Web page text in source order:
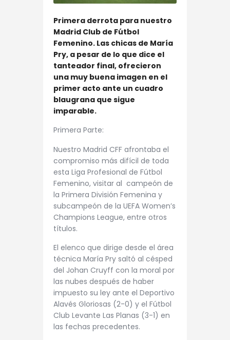
Primera derrota para nuestro
Madrid Club de Fútbol
Femenino. Las chicas de María
Pry, a pesar de lo que dice el
tanteador final, ofrecieron
una muy buena imagen en el
primer acto ante un cuadro
blaugrana que sigue
imparable.
Primera Parte:
Nuestro Madrid CFF afrontaba el
compromiso más difícil de toda
esta Liga Profesional de Fútbol
Femenino, visitar al campeón de
la Primera División Femenina y
subcampeón de la UEFA Women’s
Champions League, entre otros
títulos.
El elenco que dirige desde el área
técnica María Pry saltó al césped
del Johan Cruyff con la moral por
las nubes después de haber
impuesto su ley ante el Deportivo
Alavés Gloriosas (2-0) y el Fútbol
Club Levante Las Planas (3-1) en
las fechas precedentes.